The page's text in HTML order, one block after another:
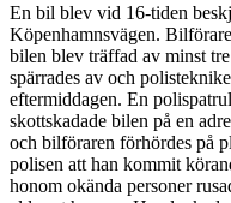
En bil blev vid 16-tiden
Köpenhamnsvägen.
bilen blev träffad av minst
spärrades av och
eftermiddagen. En
skottskadade bilen på en
och bilföraren förhördes på
polisen att han kommit
honom okända personer